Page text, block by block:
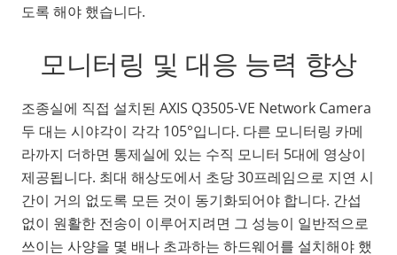
도록 해야 했습니다.
모니터링 및 대응 능력 향상
조종실에 직접 설치된 AXIS Q3505-VE Network Camera
두 대는 시야각이 각각 105°입니다. 다른 모니터링 카메
라까지 더하면 통제실에 있는 수직 모니터 5대에 영상이
제공됩니다. 최대 해상도에서 초당 30프레임으로 지연 시
간이 거의 없도록 모든 것이 동기화되어야 합니다. 간섭
없이 원활한 전송이 이루어지려면 그 성능이 일반적으로
쓰이는 사양을 몇 배나 초과하는 하드웨어를 설치해야 했